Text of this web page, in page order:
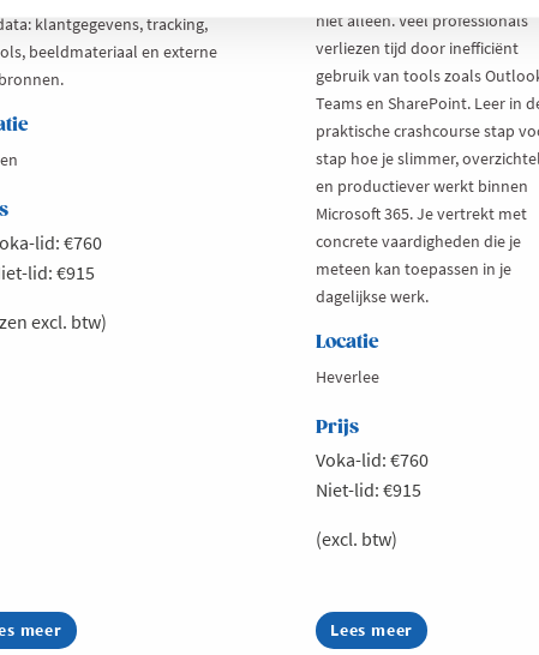
klantgegevens, tracking,
beeldmateriaal en externe
lid: €760
lid: €915
excl. btw)
meer
niet alleen. Veel professionals
verliezen tijd door inefficiënt
gebruik van tools zoals
Teams en SharePoint. Leer in
praktische crashcourse stap
stap hoe je slimmer,
en productiever werkt binnen
Microsoft 365. Je vertrekt met
concrete vaardigheden die je
meteen kan toepassen in je
dagelijkse werk.
Locatie
Heverlee
Prijs
Voka-lid: €760
Niet-lid: €915
(excl. btw)
Lees meer
about
Microsoft